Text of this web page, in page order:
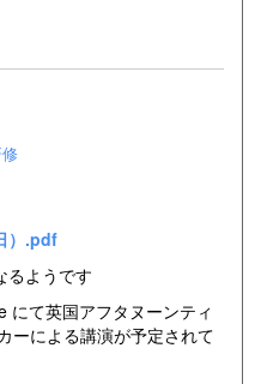
）.pdf
るようです
て英国アフタヌーンティ
ーによる講演が予定されて